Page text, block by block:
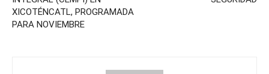
XICOTÉNCATL, PROGRAMADA
PARA NOVIEMBRE